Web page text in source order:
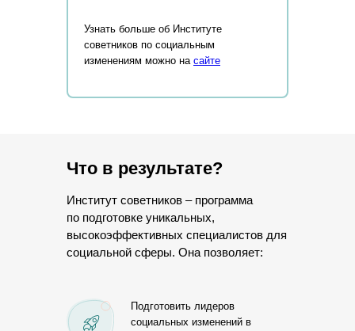
Узнать больше об Институте
советников по социальным
изменениям можно на сайте
Институт советников – программа
по подготовке уникальных,
высокоэффективных специалистов для
социальной сферы. Она позволяет:
Подготовить лидеров
социальных изменений в
Что в результате?